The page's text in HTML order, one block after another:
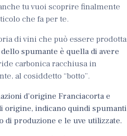
tu vuoi scoprire finalmente
che fa per te.
di vini che può essere prodotta
spumante è quella di avere
carbonica racchiusa in
al cosiddetto “botto”.
d’origine Franciacorta e
origine, indicano quindi spumanti
produzione e le uve utilizzate.